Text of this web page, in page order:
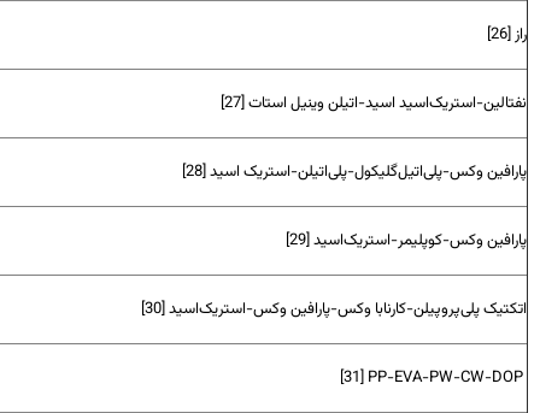
استریک‌اسید اسید-اتیلن وینیل استات [27]
وکس-پلی‌اتیل‌گلیکول-پلی‌اتیلن-استریک اسید [28]
وکس-کوپلیمر-استریک‌اسید [29]
پلی‌پروپیلن-کارنابا وکس-پارافین وکس-استریک‌اسید [30]
PP-EVA-PW-CW-
[31]